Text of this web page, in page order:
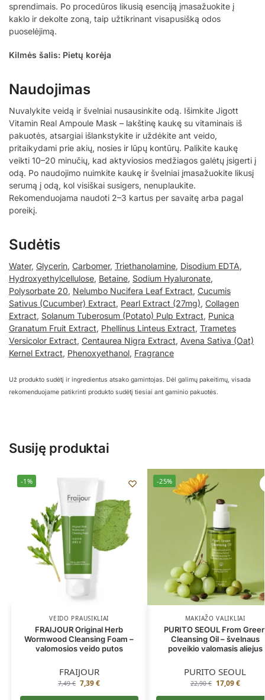
sprendimais. Po procedūros likusią esenciją įmasažuokite į
kaklo ir dekolte zoną, taip užtikrinant visapusišką odos
puoselėjimą.
Kilmės šalis: Pietų korėja
Naudojimas
Nuvalykite veidą ir švelniai nusausinkite odą. Išimkite Jigott
Vitamin Real Ampoule Mask – lakštinę kaukę su vitaminais iš
pakuotės, atsargiai išlankstykite ir uždėkite ant veido,
pritaikydami prie akių, nosies ir lūpų kontūrų. Palikite kaukę
veikti 10–20 minučių, kad aktyviosios medžiagos galėtų įsigerti į
odą. Po naudojimo nuimkite kaukę ir švelniai įmasažuokite likusį
serumą į odą, kol visiškai susigers, nenuplaukite.
Rekomenduojama naudoti 2–3 kartus per savaitę arba pagal
poreikį.
Sudėtis
Water, Glycerin, Carbomer, Triethanolamine, Disodium EDTA,
Hydroxyethylcellulose, Betaine, Sodium Hyaluronate,
Polysorbate 20, Nelumbo Nucifera Leaf Extract, Cucumis
Sativus (Cucumber) Extract, Pearl Extract (27mg), Collagen
Extract, Solanum Tuberosum (Potato) Pulp Extract, Punica
Granatum Fruit Extract, Phellinus Linteus Extract, Trametes
Versicolor Extract, Centaurea Nigra Extract, Avena Sativa (Oat)
Kernel Extract, Phenoxyethanol, Fragrance
Už produkto sudėtį ir ingredientus atsako gamintojas. Dėl galimų pakeitimų, visada
rekomenduojame patikrinti produkto sudėtį tiesiai ant gaminio pakuotės.
Susiję produktai
-1%
VEIDO PRAUSIKLIAI
FRAIJOUR Original Herb
Wormwood Cleansing Foam –
valomosios veido putos
FRAIJOUR
7,49€ 7,39€
-25%
MAKIAŽO VALIKLIAI
PURITO SEOUL From
Cleansing Oil – švelnaus
poveikio valomasis aliejus
PURITO SEOUL
22,90€ 17,09€